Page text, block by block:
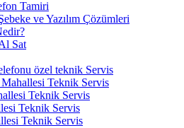
Tamiri
ve Yazılım Çözümleri
Sat
özel teknik Servis
Teknik Servis
Teknik Servis
Teknik Servis
Teknik Servis